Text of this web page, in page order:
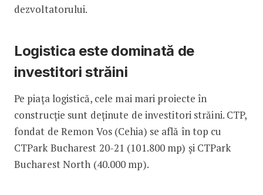
dezvoltatorului.
Logistica este dominată de
investitori străini
Pe piața logistică, cele mai mari proiecte în
construcție sunt deținute de investitori străini. CTP,
fondat de Remon Vos (Cehia) se află în top cu
CTPark Bucharest 20-21 (101.800 mp) și CTPark
Bucharest North (40.000 mp).